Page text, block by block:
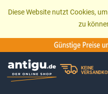
Diese Website nutzt Cookies,
zu
KEINE